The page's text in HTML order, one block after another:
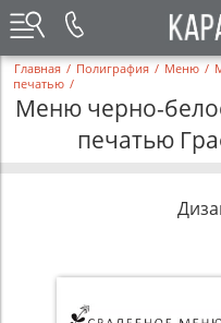
Главная / Полиграфия / Меню /
печатью /
Меню черно-
печатью